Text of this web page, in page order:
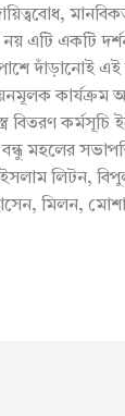
এটি একটি
দাঁড়ানোই
কার্যক্রম
বিতরণ
বন্ধু মহলের
লিটন,
মিলন,